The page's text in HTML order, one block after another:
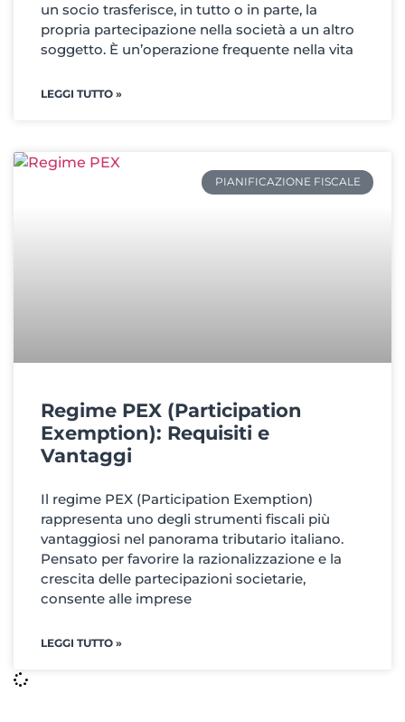
un socio trasferisce, in tutto o in parte, la
propria partecipazione nella società a un altro
soggetto. È un’operazione frequente nella vita
LEGGI TUTTO »
PIANIFICAZIONE FISCALE
Regime PEX (Participation
Exemption): Requisiti e
Vantaggi
Il regime PEX (Participation Exemption)
rappresenta uno degli strumenti fiscali più
vantaggiosi nel panorama tributario italiano.
Pensato per favorire la razionalizzazione e la
crescita delle partecipazioni societarie,
consente alle imprese
LEGGI TUTTO »